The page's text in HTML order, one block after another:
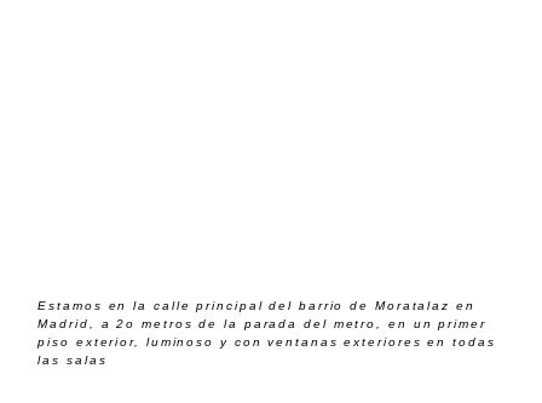
Estamos en la calle principal del barrio de Moratalaz en
Madrid, a 2o metros de la parada del metro, en un primer
piso exterior, luminoso y con ventanas exteriores en todas
las salas